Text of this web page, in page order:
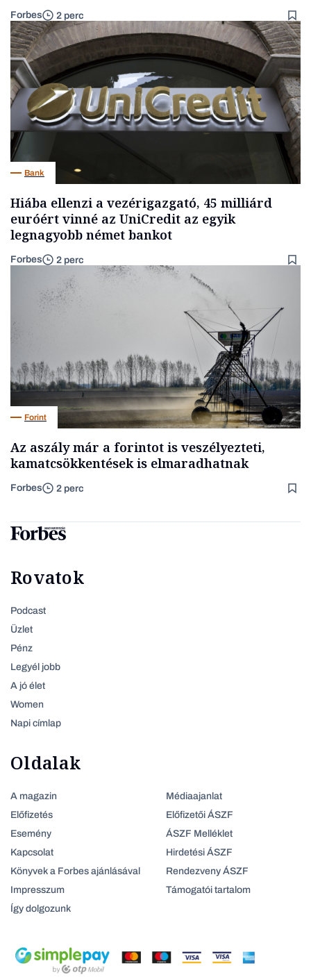
Forbes 2 perc
Bank
Hiába ellenzi a vezérigazgató, 45 milliárd
euróért vinné az UniCredit az egyik
legnagyobb német bankot
Forbes 2 perc
Forint
Az aszály már a forintot is veszélyezteti,
kamatcsökkentések is elmaradhatnak
Forbes 2 perc
Rovatok
Podcast
Üzlet
Pénz
Legyél jobb
A jó élet
Women
Napi címlap
Oldalak
A magazin
Előfizetés
Esemény
Kapcsolat
Könyvek a Forbes ajánlásával
Impresszum
Így dolgozunk
Médiaajanlat
Előfizetői ÁSZF
ÁSZF Melléklet
Hirdetési ÁSZF
Rendezveny ÁSZF
Támogatói tartalom